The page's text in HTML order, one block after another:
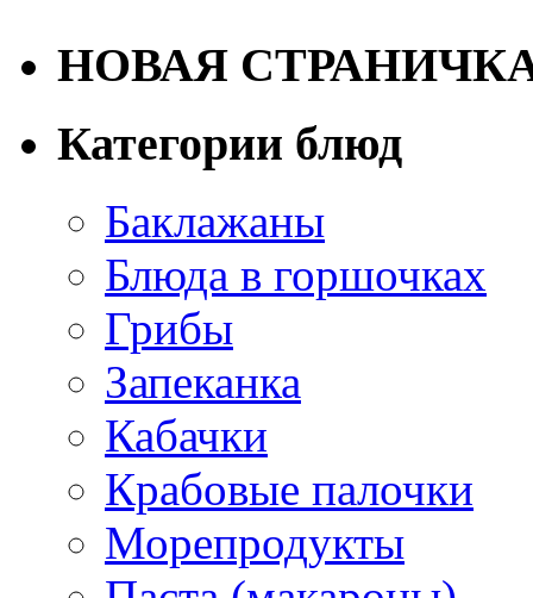
НОВАЯ
Категории блюд
Баклажаны
Блюда в горшочках
Грибы
Запеканка
Кабачки
Крабовые палочки
Морепродукты